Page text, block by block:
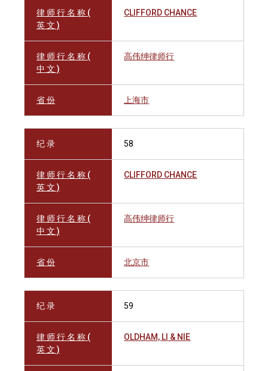
律 师 行 名 称 (
英 文 )
CLIFFORD CHANCE
律 师 行 名 称 (
中 文 )
高伟绅律师行
省 份 上海市
纪 录 58
律 师 行 名 称 (
英 文 )
CLIFFORD CHANCE
律 师 行 名 称 (
中 文 )
高伟绅律师行
省 份 北京市
纪 录 59
律 师 行 名 称 (
英 文 )
OLDHAM, LI & NIE